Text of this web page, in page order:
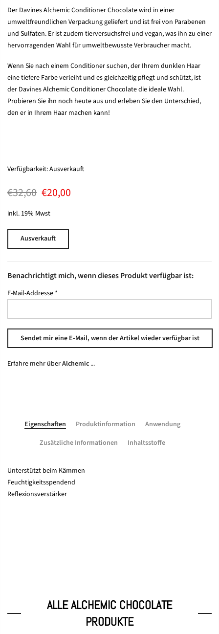
Der Davines Alchemic Conditioner Chocolate wird in einer
umweltfreundlichen Verpackung geliefert und ist frei von Parabenen
und Sulfaten. Er ist zudem tierversuchsfrei und vegan, was ihn zu einer
hervorragenden Wahl für umweltbewusste Verbraucher macht.
Wenn Sie nach einem Conditioner suchen, der Ihrem dunklen Haar
eine tiefere Farbe verleiht und es gleichzeitig pflegt und schützt, ist
der Davines Alchemic Conditioner Chocolate die ideale Wahl.
Probieren Sie ihn noch heute aus und erleben Sie den Unterschied,
den er in Ihrem Haar machen kann!
Verfügbarkeit:Ausverkauft
€32,60 €20,00
inkl. 19% Mwst
Ausverkauft
Benachrichtigt mich, wenn dieses Produkt verfügbar ist:
E-Mail-Addresse *
Erfahre mehr überAlchemic ...
Eigenschaften Produktinformation
Anwendung
Zusätzliche Informationen
Inhaltsstoffe
Unterstützt beim Kämmen
Feuchtigkeitsspendend
Reflexionsverstärker
ALLE ALCHEMIC CHOCOLATE
PRODUKTE